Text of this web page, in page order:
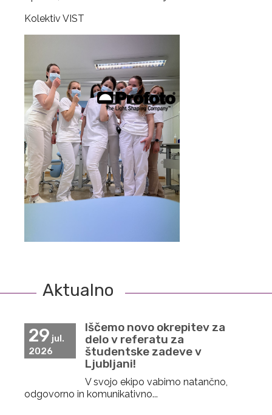
Kolektiv VIST
Aktualno
29 jul.
2026
Iščemo novo okrepitev za
delo v referatu za
študentske zadeve v
Ljubljani!
V svojo ekipo vabimo natančno,
odgovorno in komunikativno...